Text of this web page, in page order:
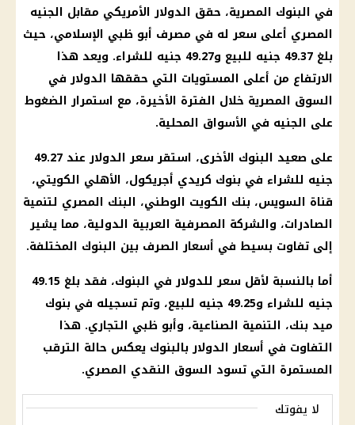
في البنوك المصرية، حقق الدولار الأمريكي مقابل الجنيه
المصري أعلى سعر له في مصرف أبو ظبي الإسلامي، حيث
بلغ 49.37 جنيه للبيع و49.27 جنيه للشراء. ويعد هذا
الارتفاع من أعلى المستويات التي حققها الدولار في
السوق المصرية خلال الفترة الأخيرة، مع استمرار الضغوط
على الجنيه في الأسواق المحلية.
على صعيد البنوك الأخرى، استقر سعر الدولار عند 49.27
جنيه للشراء في بنوك كريدي أجريكول، الأهلي الكويتي،
قناة السويس، بنك الكويت الوطني، البنك المصري لتنمية
الصادرات، والشركة المصرفية العربية الدولية، مما يشير
إلى تفاوت بسيط في أسعار الصرف بين البنوك المختلفة.
أما بالنسبة لأقل سعر للدولار في البنوك، فقد بلغ 49.15
جنيه للشراء و49.25 جنيه للبيع، وتم تسجيله في بنوك
ميد بنك، التنمية الصناعية، وأبو ظبي التجاري. هذا
التفاوت في أسعار الدولار بالبنوك يعكس حالة الترقب
المستمرة التي تسود السوق النقدي المصري.
لا يفوتك